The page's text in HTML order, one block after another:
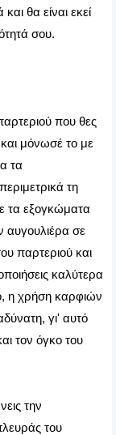
θα είναι εκεί
σου.
που θες
μόνωσέ το με
τα
τη
τα εξογκώματα
αυγουλιέρα σε
παρτεριού και
καλύτερα
η χρήση καρφιών
γι' αυτό
τον όγκο του
την
του